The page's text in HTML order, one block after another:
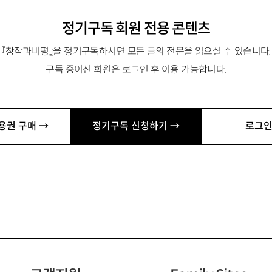
정기구독 회원 전용 콘텐츠
『창작과비평』을 정기구독하시면 모든 글의 전문을 읽으실 수 있습니다.
구독 중이신 회원은 로그인 후 이용 가능합니다.
권 구매 → 정기구독 신청하기 → 로그